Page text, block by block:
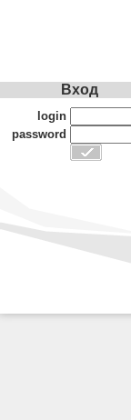
Вход
login
password